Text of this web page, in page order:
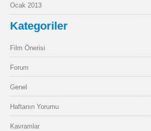
Ocak 2013
Kategoriler
Film Önerisi
Forum
Genel
Haftanın Yorumu
Kavramlar